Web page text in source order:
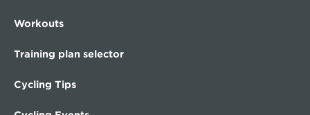
Workouts
Training plan selector
Cycling Tips